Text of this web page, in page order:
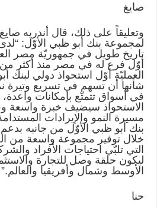
صايغ
وتعليقاً على ذلك، قال أندريه
لمجموعة بنك أبو ظبي الأوّل:
تاريخ طويل في جمهوريّة مصر
العمليّة أوّل استحواذ دولي لبنك
شأنها أن تسهم في تسريع وتيرة
في أسواق تتمتّع بإمكانات
الاستحواذ سيضيف خبرة واسعة
مسيرة النمو والإيرادات
بنك أبو ظبي الأوّل من جانبه
خلال توفير مجموعة واسعة من
التي تلبّي احتياجات الأفراد
ليكون حلقة وصل للتجارة
الأوسط وشمال وأفريقيا والعالم.”
حنا